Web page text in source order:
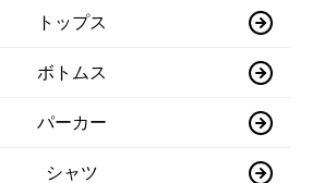
トップス
ボトムス
パーカー
シャツ